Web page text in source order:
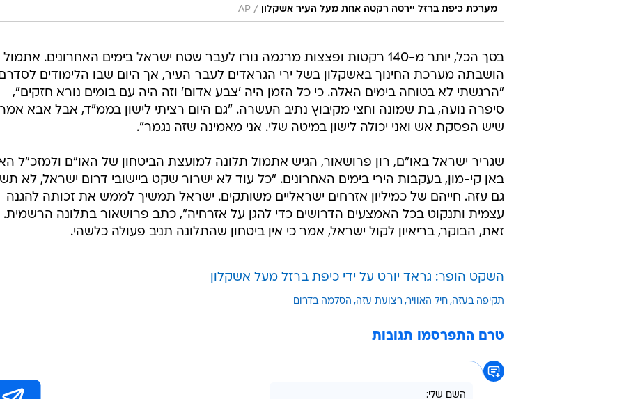
מערכת כיפת ברזל יירטה רקטה אחת מעל העיר אשקלון /
AP
בסך הכל, יותר מ-140 רקטות ופצצות מרגמה נורו לעבר שטח ישראל בימים האחרונים. אתמול
הושבתה מערכת החינוך באשקלון בשל ירי הגראדים לעבר העיר, אך היום שבו הלימודים
"הרגשתי לא בטוחה בימים האלה. כי כל הזמן היה 'צבע אדום' וזה היה עם בומים נורא חזקים",
סיפרה נועה, בת שמונה וחצי מקיבוץ נתיב העשרה. "גם היום רציתי לישון בממ"ד, אבל אבא
שיש הפסקת אש ואני יכולה לישון במיטה שלי. אני מאמינה שזה נגמר".
שגריר ישראל באו"ם, רון פרושאור, הגיש אתמול תלונה למועצת הביטחון של האו"ם ולמזכ"ל
באן קי-מון, בעקבות הירי בימים האחרונים. "כל עוד לא ישרור שקט ביישובי דרום ישראל, לא
גם עזה. חייהם של כמיליון אזרחים ישראליים משותקים. ישראל תמשיך לממש את זכותה להגנה
עצמית ותנקוט בכל האמצעים הדרושים כדי להגן על אזרחיה", כתב פרושאור בתלונה
זאת, הבוקר, בריאיון לקול ישראל, אמר כי אין ביטחון שהתלונה תניב פעולה כלשהי.
השקט הופר: גראד יורט על ידי כיפת ברזל מעל אשקלון
תקיפה בעזה חיל האוויר רצועת עזה הסלמה בדרום
טרם התפרסמו תגובות